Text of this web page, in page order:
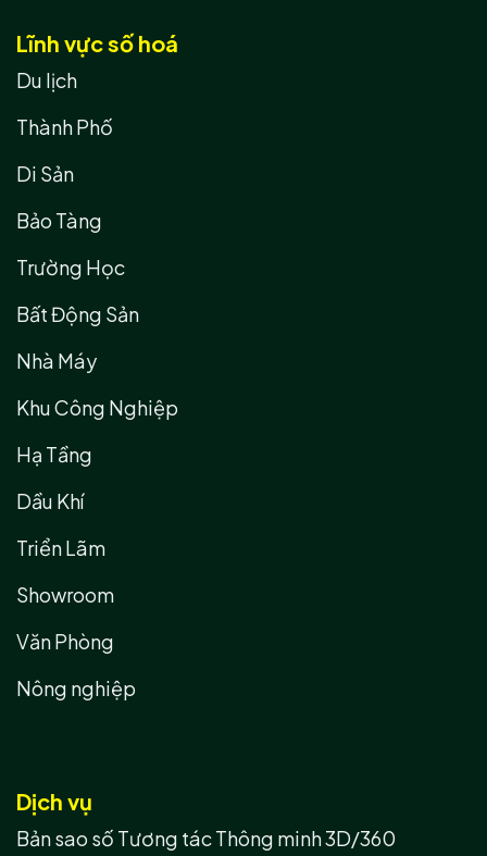
Lĩnh vực số hoá
Du lịch
Thành Phố
Di Sản
Bảo Tàng
Trường Học
Bất Động Sản
Nhà Máy
Khu Công Nghiệp
Hạ Tầng
Dầu Khí
Triển Lãm
Showroom
Văn Phòng
Nông nghiệp
Dịch vụ
Bản sao số Tương tác Thông minh 3D/360